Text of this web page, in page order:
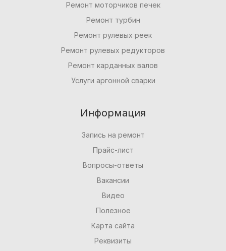
Ремонт моторчиков печек
Ремонт турбин
Ремонт рулевых реек
Ремонт рулевых редукторов
Ремонт карданных валов
Услуги аргонной сварки
Информация
Запись на ремонт
Прайс-лист
Вопросы-ответы
Вакансии
Видео
Полезное
Карта сайта
Реквизиты